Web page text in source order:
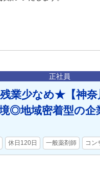
正社員
業少なめ★【神奈
◎地域密着型の企
休日120日 一般薬剤師 コン